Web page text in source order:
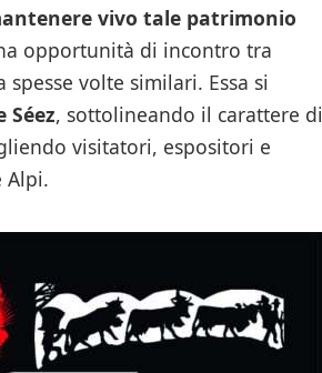
vivo tale patrimonio
opportunità di incontro tra
volte similari. Essa si
, sottolineando il carattere di
visitatori, espositori e
Alpi.